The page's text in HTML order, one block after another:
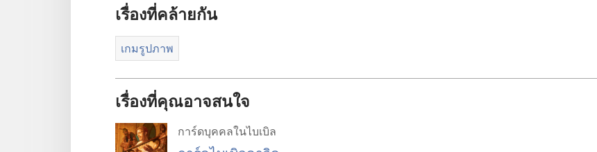
เรื่องที่คล้ายกัน
เกมรูปภาพ
เรื่องที่คุณอาจสนใจ
การ์ดบุคคลในไบเบิล